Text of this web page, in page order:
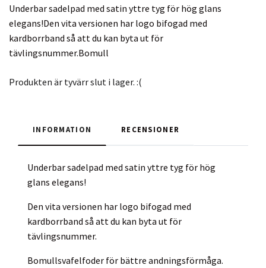
Underbar sadelpad med satin yttre tyg för hög glans
elegans!Den vita versionen har logo bifogad med
kardborrband så att du kan byta ut för
tävlingsnummer.Bomull
Produkten är tyvärr slut i lager. :(
INFORMATION RECENSIONER
Underbar sadelpad med satin yttre tyg för hög
glans elegans!
Den vita versionen har logo bifogad med
kardborrband så att du kan byta ut för
tävlingsnummer.
Bomullsvafelfoder för bättre andningsförmåga.